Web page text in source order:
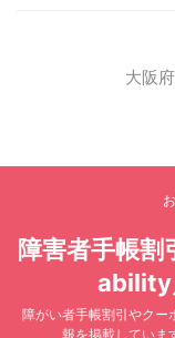
大阪
障害者手帳
ability
障がい者手帳割引やクー
報を掲載していま